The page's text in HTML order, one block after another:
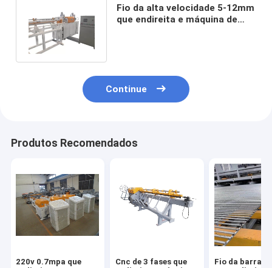
Fio da alta velocidade 5-12mm
que endireita e máquina de
Continue
Produtos Recomendados
220v 0.7mpa que
Cnc de 3 fases que
Fio da barra